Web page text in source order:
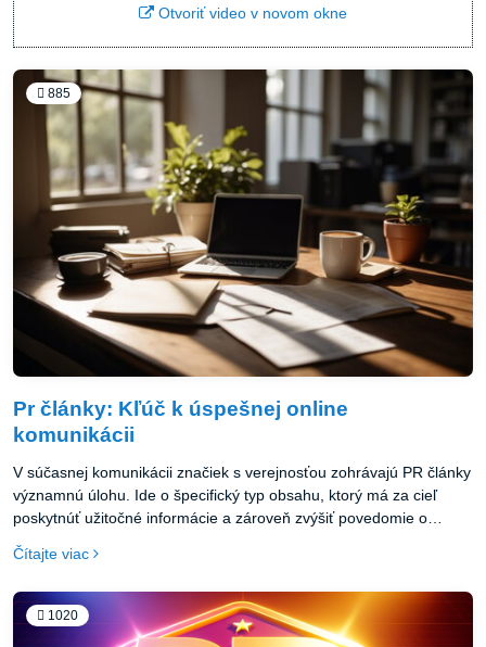
Otvoriť video v novom okne
885
Pr články: Kľúč k úspešnej online
komunikácii
V súčasnej komunikácii značiek s verejnosťou zohrávajú PR články
významnú úlohu. Ide o špecifický typ obsahu, ktorý má za cieľ
poskytnúť užitočné informácie a zároveň zvýšiť povedomie o
súčasť marketingovej stratégie v prostredí internetu, kde je
Čítajte viac
1020